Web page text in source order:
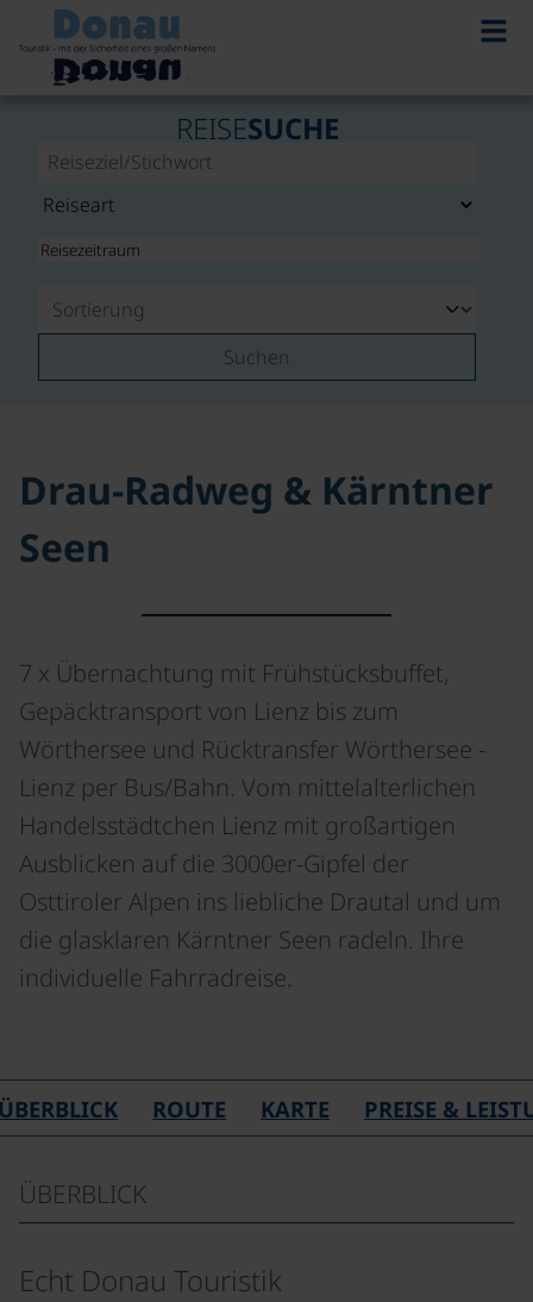
REISESUCHE
Suchen
Drau-Radweg & Kärntner
Seen
7 x Übernachtung mit Frühstücksbuffet,
Gepäcktransport von Lienz bis zum
Wörthersee und Rücktransfer Wörthersee -
Lienz per Bus/Bahn. Vom mittelalterlichen
Handelsstädtchen Lienz mit großartigen
Ausblicken auf die 3000er-Gipfel der
Osttiroler Alpen ins liebliche Drautal und um
die glasklaren Kärntner Seen radeln. Ihre
individuelle Fahrradreise.
ROUTE KARTE PREISE &
ÜBERBLICK
Echt Donau Touristik